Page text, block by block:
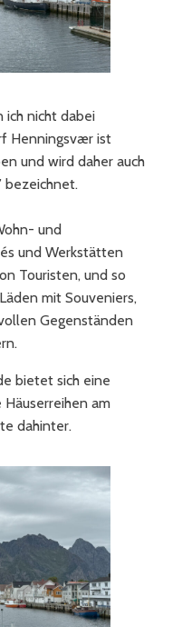
ich nicht dabei
Henningsvær ist
und wird daher auch
bezeichnet.
und
und Werkstätten
Touristen, und so
mit Souveniers,
Gegenständen
bietet sich eine
am
dahinter.